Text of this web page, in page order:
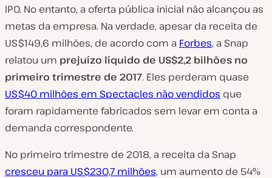
IPO. No entanto, a oferta pública inicial não alcançou as
metas da empresa. Na verdade, apesar da receita de
US$149,6 milhões, de acordo com a Forbes, a Snap
relatou um prejuízo líquido de US$2,2 bilhões no
primeiro trimestre de 2017. Eles perderam quase
US$40 milhões em Spectacles não vendidos que
foram rapidamente fabricados sem levar em conta a
demanda correspondente.
No primeiro trimestre de 2018, a receita da Snap
cresceu para US$230,7 milhões, um aumento de 54%